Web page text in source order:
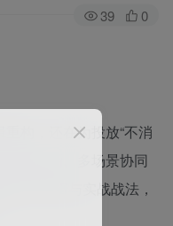
39 0
构，还在为投放“不消
不会用、多场景协同
核心逻辑与实战战法，